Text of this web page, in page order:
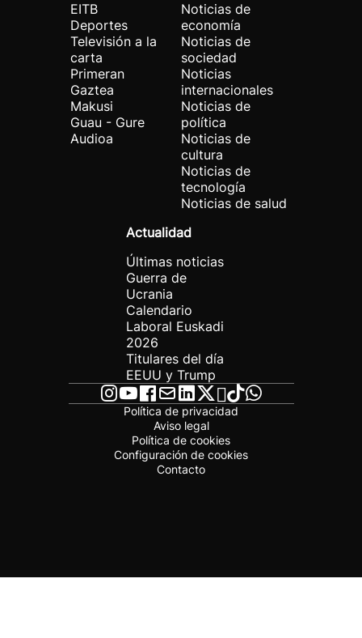
EITB
Deportes
Televisión a la
carta
Primeran
Gaztea
Makusi
Guau - Gure
Audioa
Noticias de
economía
Noticias de
sociedad
Noticias
internacionales
Noticias de
política
Noticias de
cultura
Noticias de
tecnología
Noticias de salud
Actualidad
Últimas noticias
Guerra de
Ucrania
Calendario
Laboral Euskadi
2026
Titulares del día
EEUU y Trump
Política de privacidad
Aviso legal
Política de cookies
Configuración de cookies
Contacto